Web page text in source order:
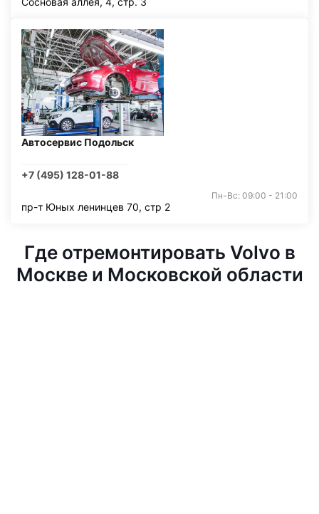
Автосервис Подольск
+7 (495) 128-01-88
Пн-Вс: 09:00 - 21:00
пр-т Юных ленинцев 70, стр 2
Где отремонтировать Volvo в
Москве и Московской области